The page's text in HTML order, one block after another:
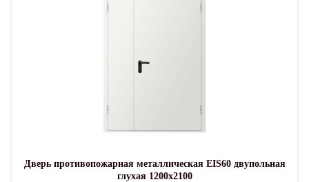
Дверь противопожарная металлическая EIS60 двупольная
глухая 1200х2100